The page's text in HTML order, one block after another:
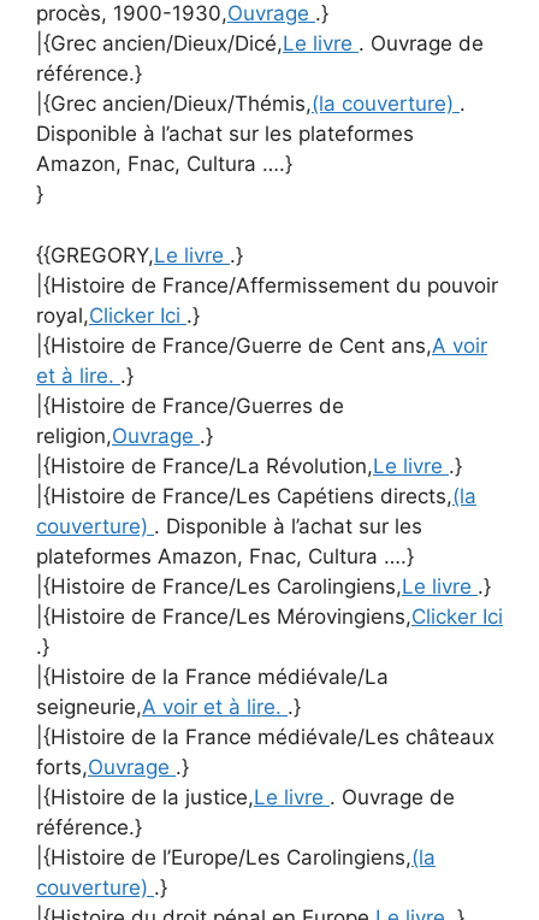
procès, 1900-1930,Ouvrage .}
|{Grec ancien/Dieux/Dicé,Le livre . Ouvrage de
référence.}
|{Grec ancien/Dieux/Thémis,(la couverture) .
Disponible à l’achat sur les plateformes
Amazon, Fnac, Cultura ….}
}
{{GREGORY,Le livre .}
|{Histoire de France/Affermissement du pouvoir
royal,Clicker Ici .}
|{Histoire de France/Guerre de Cent ans,A voir
et à lire. .}
|{Histoire de France/Guerres de
religion,Ouvrage .}
|{Histoire de France/La Révolution,Le livre .}
|{Histoire de France/Les Capétiens directs,(la
couverture) . Disponible à l’achat sur les
plateformes Amazon, Fnac, Cultura ….}
|{Histoire de France/Les Carolingiens,Le livre .}
|{Histoire de France/Les Mérovingiens,Clicker Ici
.}
|{Histoire de la France médiévale/La
seigneurie,A voir et à lire. .}
|{Histoire de la France médiévale/Les châteaux
forts,Ouvrage .}
|{Histoire de la justice,Le livre . Ouvrage de
référence.}
|{Histoire de l’Europe/Les Carolingiens,(la
couverture) .}